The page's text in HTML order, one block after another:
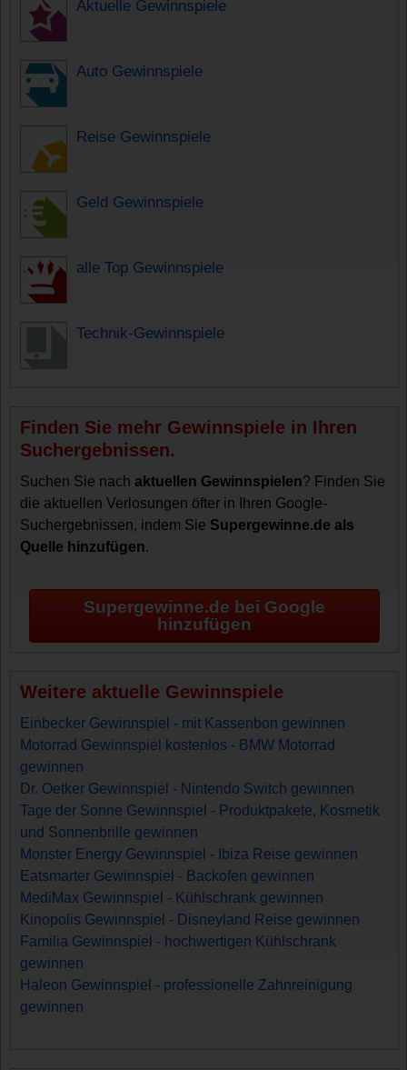
Aktuelle Gewinnspiele
Auto Gewinnspiele
Reise Gewinnspiele
Geld Gewinnspiele
alle Top Gewinnspiele
Technik-Gewinnspiele
Finden Sie mehr Gewinnspiele in Ihren
Suchergebnissen.
Suchen Sie nachaktuellen Gewinnspielen? Finden Sie
die aktuellen Verlosungen öfter in Ihren Google-
Suchergebnissen, indem Sie Supergewinne.de als
Quelle hinzufügen.
Supergewinne.de bei Google
hinzufügen
Weitere aktuelle Gewinnspiele
Einbecker Gewinnspiel - mit Kassenbon gewinnen
Motorrad Gewinnspiel kostenlos - BMW Motorrad
gewinnen
Dr. Oetker Gewinnspiel - Nintendo Switch gewinnen
Tage der Sonne Gewinnspiel - Produktpakete, Kosmetik
und Sonnenbrille gewinnen
Monster Energy Gewinnspiel - Ibiza Reise gewinnen
Eatsmarter Gewinnspiel - Backofen gewinnen
MediMax Gewinnspiel - Kühlschrank gewinnen
Kinopolis Gewinnspiel - Disneyland Reise gewinnen
Familia Gewinnspiel - hochwertigen Kühlschrank
gewinnen
Haleon Gewinnspiel - professionelle Zahnreinigung
gewinnen